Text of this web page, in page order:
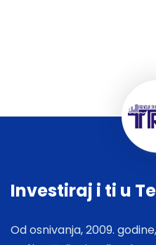
Investiraj i ti u
Od osnivanja, 2009.